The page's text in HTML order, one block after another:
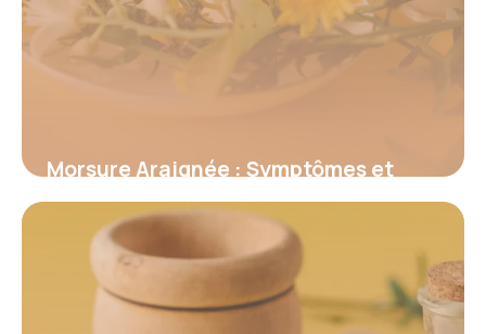
Morsure Araignée : Symptômes et
Premiers Secours
18 juin 2026